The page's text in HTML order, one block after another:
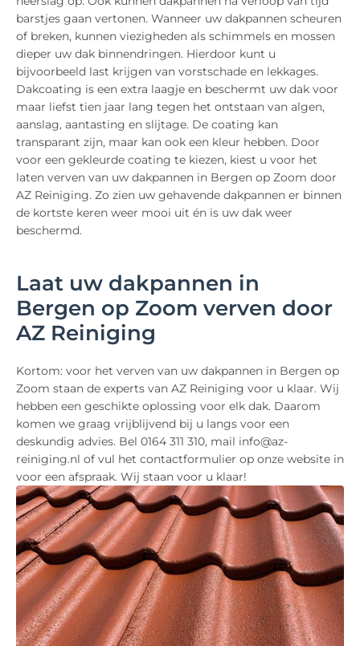
barstjes gaan vertonen. Wanneer uw dakpannen scheuren
of breken, kunnen viezigheden als schimmels en mossen
dieper uw dak binnendringen. Hierdoor kunt u
bijvoorbeeld last krijgen van vorstschade en lekkages.
Dakcoating is een extra laagje en beschermt uw dak voor
maar liefst tien jaar lang tegen het ontstaan van algen,
aanslag, aantasting en slijtage. De coating kan
transparant zijn, maar kan ook een kleur hebben. Door
voor een gekleurde coating te kiezen, kiest u voor het
laten verven van uw dakpannen in Bergen op Zoom door
AZ Reiniging. Zo zien uw gehavende dakpannen er binnen
de kortste keren weer mooi uit én is uw dak weer
beschermd.
Laat uw dakpannen in
Bergen op Zoom verven door
AZ Reiniging
Kortom: voor het verven van uw dakpannen in Bergen op
Zoom staan de experts van AZ Reiniging voor u klaar. Wij
hebben een geschikte oplossing voor elk dak. Daarom
komen we graag vrijblijvend bij u langs voor een
deskundig advies. Bel 0164 311 310, mail info@az-
reiniging.nl of vul het contactformulier op onze website in
voor een afspraak. Wij staan voor u klaar!